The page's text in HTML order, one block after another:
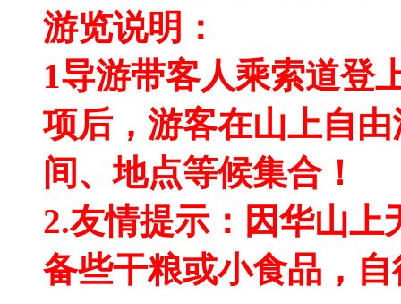
游览说明：
1导游带客人乘索道登
项后，游客在山上自
间、地点等候集合！
2.友情提示：因华山
备些干粮或小食品，